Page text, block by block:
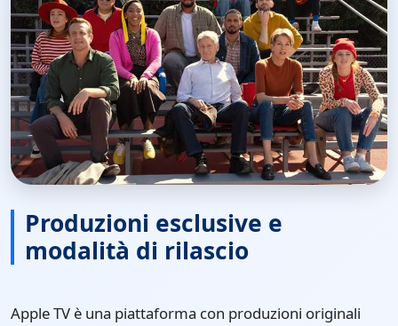
Produzioni esclusive e
modalità di rilascio
Apple TV è una piattaforma con produzioni originali